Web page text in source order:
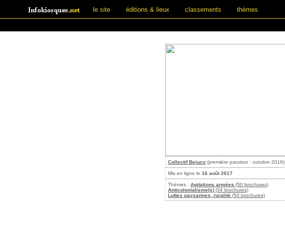
le site éditions & lieux classements thèmes
Collectif Bejuco (première parution : octobre 2016)
Mis en ligne le 16 août 2017
Thèmes : Agitations armées (50 brochures)
Anticolonialisme(s) (34 brochures)
Luttes paysannes, ruralité (50 brochures)